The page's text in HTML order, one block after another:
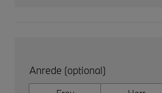
Anrede (optional)